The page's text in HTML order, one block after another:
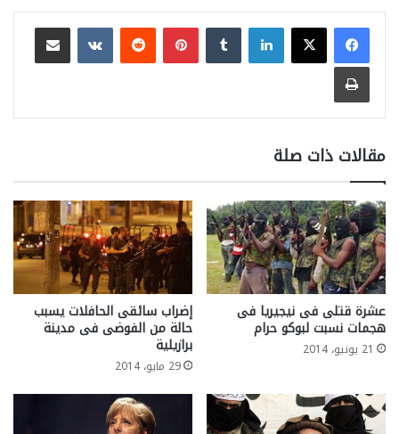
لينكدإن بينتيريست
مشاركة عبر البريد
طباعة
مقالات ذات صلة
عشرة قتلى فى نيجيريا فى
هجمات نسبت لبوكو حرام
21 يونيو، 2014
إضراب سائقى الحافلات يسبب
حالة من الفوضى فى مدينة
برازيلية
29 مايو، 2014